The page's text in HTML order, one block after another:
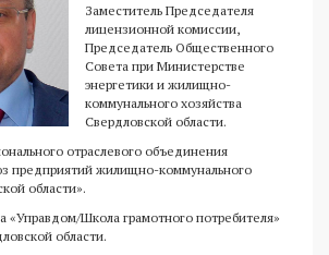
Заместитель Председателя
лицензионной комиссии,
Председатель Общественного
Совета при Министерстве
энергетики и жилищно-
коммунального хозяйства
Свердловской области.
отраслевого объединения
предприятий жилищно-коммунального
области».
«Управдом/Школа грамотного потребителя»
области.